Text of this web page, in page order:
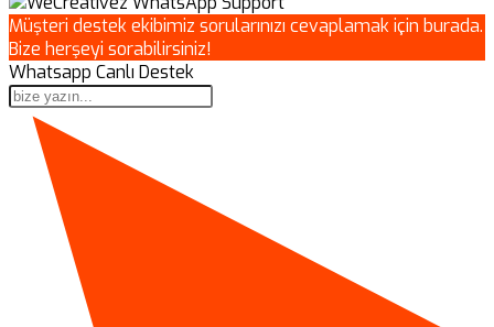
Müşteri destek ekibimiz sorularınızı cevaplamak için burada.
Bize herşeyi sorabilirsiniz!
Whatsapp Canlı Destek